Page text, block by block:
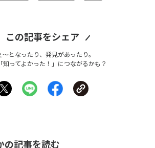
この記事をシェア
〜となったり、発見があったり。
知ってよかった！」につながるかも？
の記事を読む